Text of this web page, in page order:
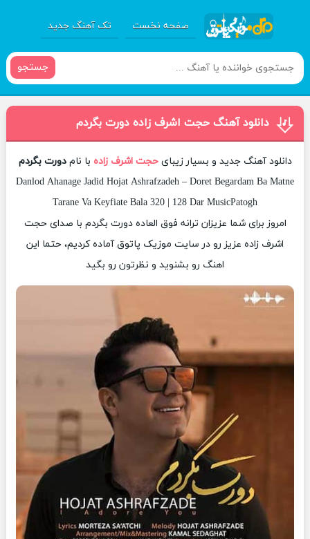
صفحه نخست تک آهنگ جدید
جستجو
دانلود آهنگ حجت اشرف زاده دورت بگردم
دانلود آهنگ جدید و بسیار زیبایحجت اشرف زاده با نامدورت بگردم
Danlod Ahanage Jadid Hojat Ashrafzadeh – Doret Begardam Ba Matne
Tarane Va Keyfiate Bala 320 | 128 Dar MusicPatogh
امروز برای شما عزیزان ترانه فوق العاده دورت بگردم با صدای حجت
اشرف زاده عزیز رو در سایت موزیک پاتوق آماده کردیم، حتما این
اهنگ رو بشنوید و نظرتون رو بگید